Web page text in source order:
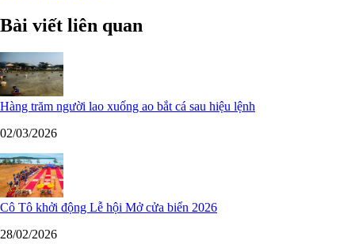
Bài viết liên quan
Hàng trăm người lao xuống ao bắt cá sau hiệu lệnh
02/03/2026
Cô Tô khởi động Lễ hội Mở cửa biển 2026
28/02/2026